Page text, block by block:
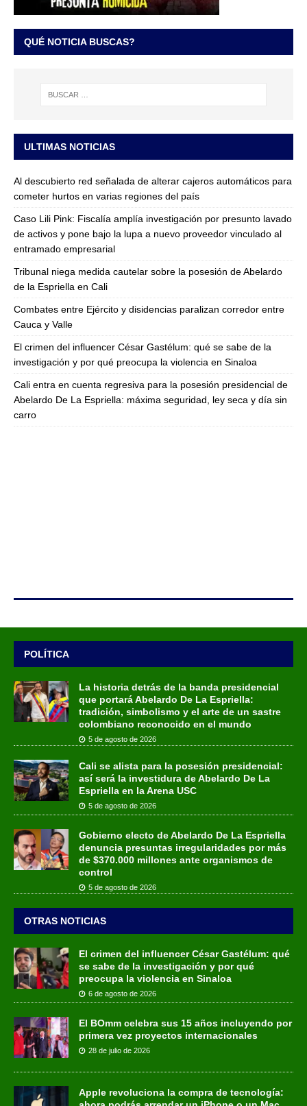
QUÉ NOTICIA BUSCAS?
ULTIMAS NOTICIAS
Al descubierto red señalada de alterar cajeros automáticos para
cometer hurtos en varias regiones del país
Caso Lili Pink: Fiscalía amplía investigación por presunto lavado
de activos y pone bajo la lupa a nuevo proveedor vinculado al
entramado empresarial
Tribunal niega medida cautelar sobre la posesión de Abelardo
de la Espriella en Cali
Combates entre Ejército y disidencias paralizan corredor entre
Cauca y Valle
El crimen del influencer César Gastélum: qué se sabe de la
investigación y por qué preocupa la violencia en Sinaloa
Cali entra en cuenta regresiva para la posesión presidencial de
Abelardo De La Espriella: máxima seguridad, ley seca y día sin
carro
POLÍTICA
La historia detrás de la banda presidencial
que portará Abelardo De La Espriella:
tradición, simbolismo y el arte de un sastre
colombiano reconocido en el mundo
5 de agosto de 2026
Cali se alista para la posesión presidencial:
así será la investidura de Abelardo De La
Espriella en la Arena USC
5 de agosto de 2026
Gobierno electo de Abelardo De La Espriella
denuncia presuntas irregularidades por más
de $370.000 millones ante organismos de
control
5 de agosto de 2026
OTRAS NOTICIAS
El crimen del influencer César Gastélum: qué
se sabe de la investigación y por qué
preocupa la violencia en Sinaloa
6 de agosto de 2026
El BOmm celebra sus 15 años incluyendo por
primera vez proyectos internacionales
28 de julio de 2026
Apple revoluciona la compra de tecnología: